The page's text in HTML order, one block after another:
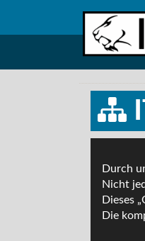
Durch
Nicht
Dieses
Die